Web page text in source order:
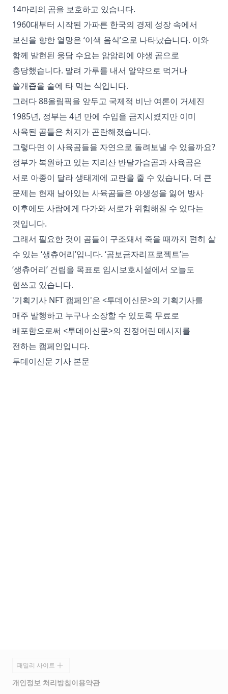
14마리의 곰을 보호하고 있습니다.
1960대부터 시작된 가파른 한국의 경제 성장 속에서
보신을 향한 열망은 ‘이색 음식’으로 나타났습니다. 이와
함께 발현된 웅담 수요는 암암리에 야생 곰으로
충당했습니다. 말려 가루를 내서 알약으로 먹거나
쓸개즙을 술에 타 먹는 식입니다.
그러다 88올림픽을 앞두고 국제적 비난 여론이 거세진
1985년, 정부는 4년 만에 수입을 금지시켰지만 이미
사육된 곰들은 처지가 곤란해졌습니다.
그렇다면 이 사육곰들을 자연으로 돌려보낼 수 있을까요?
정부가 복원하고 있는 지리산 반달가슴곰과 사육곰은
서로 아종이 달라 생태계에 교란을 줄 수 있습니다. 더 큰
문제는 현재 남아있는 사육곰들은 야생성을 잃어 방사
이후에도 사람에게 다가와 서로가 위험해질 수 있다는
것입니다.
그래서 필요한 것이 곰들이 구조돼서 죽을 때까지 편히 살
수 있는 ‘생츄어리’입니다. ‘곰보금자리프로젝트’는
‘생츄어리’ 건립을 목표로 임시보호시설에서 오늘도
힘쓰고 있습니다.
'기획기사 NFT 캠페인'은 <투데이신문>의 기획기사를
매주 발행하고 누구나 소장할 수 있도록 무료로
배포함으로써 <투데이신문>의 진정어린 메시지를
전하는 캠페인입니다.
투데이신문 기사 본문
푸터
패밀리 사이트
개인정보 처리방침이용약관